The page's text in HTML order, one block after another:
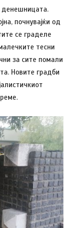
денешницата.
почнувајќи од
се граделе
тесни
за сите помали
Новите градби